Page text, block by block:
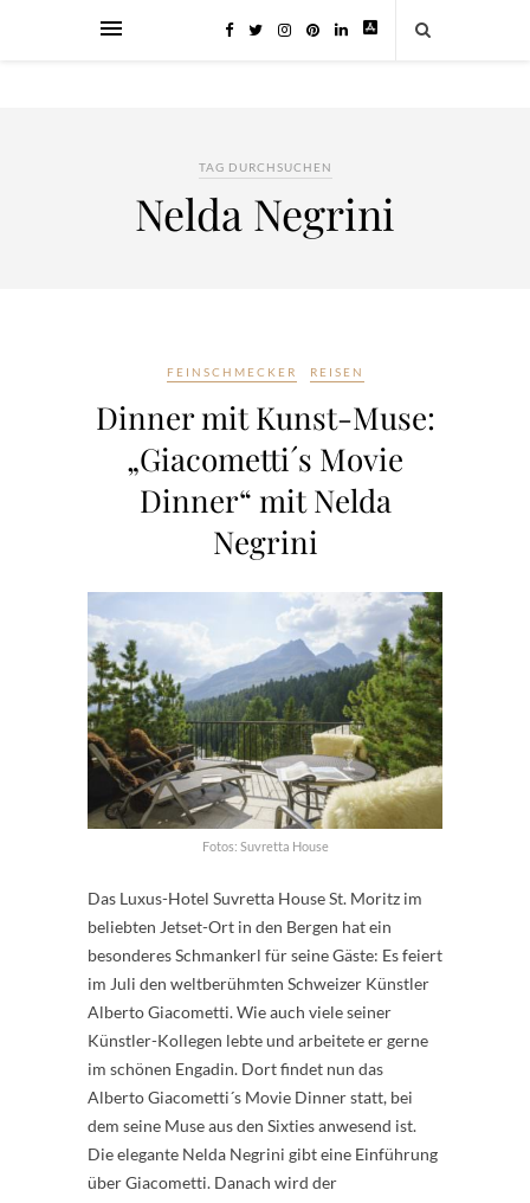
TAG DURCHSUCHEN
Nelda Negrini
FEINSCHMECKER REISEN
Dinner mit Kunst-Muse:
„Giacometti´s Movie
Dinner“ mit Nelda
Negrini
Fotos: Suvretta House
Das Luxus-Hotel Suvretta House St. Moritz im
beliebten Jetset-Ort in den Bergen hat ein
besonderes Schmankerl für seine Gäste: Es feiert
im Juli den weltberühmten Schweizer Künstler
Alberto Giacometti. Wie auch viele seiner
Künstler-Kollegen lebte und arbeitete er gerne
im schönen Engadin. Dort findet nun das
Alberto Giacometti´s Movie Dinner statt, bei
dem seine Muse aus den Sixties anwesend ist.
Die elegante Nelda Negrini gibt eine Einführung
über Giacometti. Danach wird der